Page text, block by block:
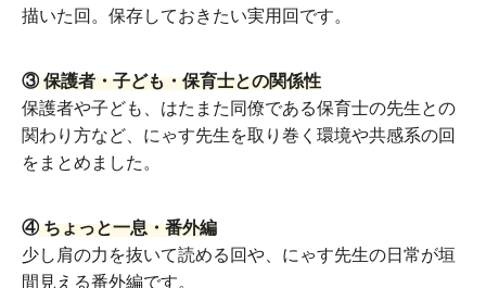
描いた回。保存しておきたい実用回です。
③保護者・子ども・保育士との関係性
保護者や子ども、はたまた同僚である保育士の先生との
関わり方など、にゃす先生を取り巻く環境や共感系の回
をまとめました。
④ちょっと一息・番外編
少し肩の力を抜いて読める回や、にゃす先生の日常が垣
間見える番外編です。